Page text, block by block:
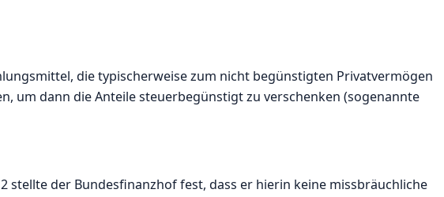
die typischerweise zum nicht begünstigten Privatvermögen
um dann die Anteile steuerbegünstigt zu verschenken (sogenannte
stellte der Bundesfinanzhof fest, dass er hierin keine missbräuchliche